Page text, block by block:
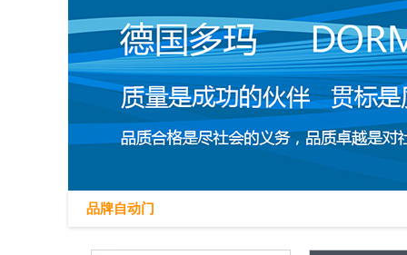
品牌自动门